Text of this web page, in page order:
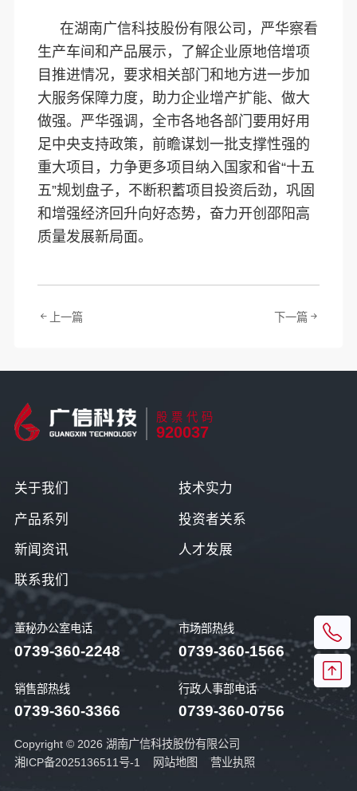
在湖南广信科技股份有限公司，严华察看
生产车间和产品展示，了解企业原地倍增项
目推进情况，要求相关部门和地方进一步加
大服务保障力度，助力企业增产扩能、做大
做强。严华强调，全市各地各部门要用好用
足中央支持政策，前瞻谋划一批支撑性强的
重大项目，力争更多项目纳入国家和省“十五
五”规划盘子，不断积蓄项目投资后劲，巩固
和增强经济回升向好态势，奋力开创邵阳高
质量发展新局面。
上一篇 下一篇
股票代码
920037
董秘办公室电话
0739-360-2248
市场部热线
0739-360-1566
销售部热线
0739-360-3366
行政人事部电话
0739-360-0756
关于我们 技术实力
产品系列 投资者关系
新闻资讯 人才发展
联系我们
Copyright © 2026 湖南广信科技股份有限公司
湘ICP备2025136511号-1
网站地图 营业执照